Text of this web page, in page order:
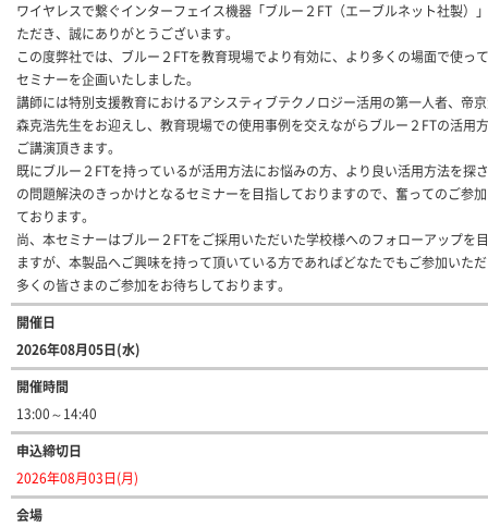
ワイヤレスで繋ぐインターフェイス機器「ブルー２FT（エーブルネット社製）
ただき、誠にありがとうございます。
この度弊社では、ブルー２FTを教育現場でより有効に、より多くの場面で使っ
セミナーを企画いたしました。
講師には特別支援教育におけるアシスティブテクノロジー活用の第一人者、帝
森克浩先生をお迎えし、教育現場での使用事例を交えながらブルー２FTの活用
ご講演頂きます。
既にブルー２FTを持っているが活用方法にお悩みの方、より良い活用方法を探
の問題解決のきっかけとなるセミナーを目指しておりますので、奮ってのご参
ております。
尚、本セミナーはブルー２FTをご採用いただいた学校様へのフォローアップを
ますが、本製品へご興味を持って頂いている方であればどなたでもご参加いた
多くの皆さまのご参加をお待ちしております。
開催日
2026年08月05日(水)
開催時間
13:00～14:40
申込締切日
2026年08月03日(月)
会場